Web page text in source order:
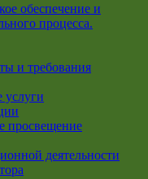
обеспечение и
процесса.
и требования
услуги
просвещение
деятельности